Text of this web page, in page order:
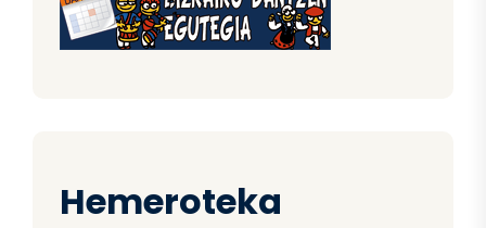
Hemeroteka